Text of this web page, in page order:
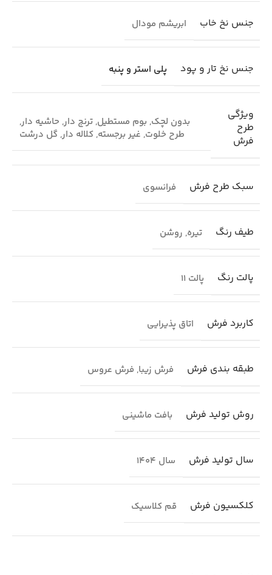
جنس نخ خاب ابریشم مودال
جنس نخ تار و پود پلی استر و پنبه
ویژگی
طرح
فرش
بدون لچک, بوم مستطیل, ترنج دار, حاشیه دار,
طرح خلوت, غیر برجسته, کلاله دار, گل درشت
سبک طرح فرش فرانسوی
طیف رنگ تیره, روشن
پالت رنگ پالت 11
کاربرد فرش اتاق پذیرایی
طبقه بندی فرش فرش زیبا, فرش عروس
روش تولید فرش بافت ماشینی
سال تولید فرش سال 1404
کلکسیون فرش قم کلاسیک